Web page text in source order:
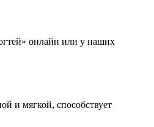
онлайн или у наших
и мягкой, способствует